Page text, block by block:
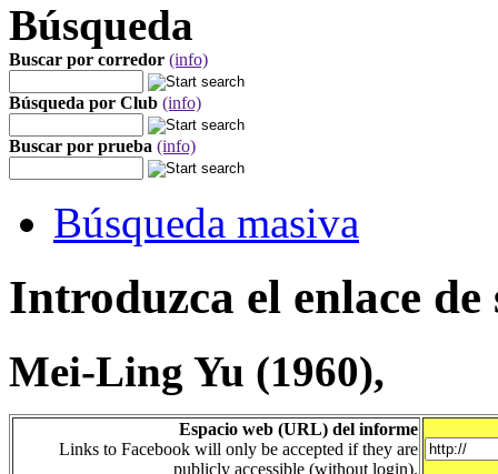
Búsqueda
Buscar por corredor (info)
Búsqueda por Club (info)
Buscar por prueba (info)
Búsqueda masiva
Introduzca el enlace
Mei-Ling Yu (1960),
Espacio web (URL) del informe
Links to Facebook will only be accepted if they are
publicly accessible (without login).